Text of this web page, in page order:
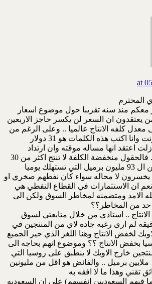
المحترم
معكم منذ سنه تقريبا حول موضوع اسعار
يعتقدون ان السعر لن يكسر حاجز الاربعين
معدل كلفه الانتاج عالميا .. وعلى الرغم من
ان سعر نفط برنت وانا اكتب هذه الكلمات هو 31 دولار
زلت اعتقد انها مساله موقته وان ارتداد
الاسعار قريب .. فالحقول منخفضة الكلفة لا تنتج اكثر من 30
مليون برميل من ال 93 مليون برميل التي تستهلك يوميا
يخسرون لا محاله سواء كان نفطهم صخري او
ان الاستثمارات في القطاع النفطي هي
الامد ومتضمنه لمخاطر السوق ولكن الى
من المخاطر؟؟
.. استاذي من خلال متابعتي لسوق
لم ارى رغبه جاده لاي من المنتجين في
لخفض الانتاج وهنا اللغز الذي حير الجميع
بخفض الانتاج ؟؟ وموضوع انهم بحاجه الى
خارج الاوبك لا ينطبق على روسيا التي
تنتج اكثر من 10 ملايين برميل .. والفائض هو اقل من مليونين
تقني وهذا ما لا افقه به
فيهم السعوديين انفسهم) على ان السعوديه